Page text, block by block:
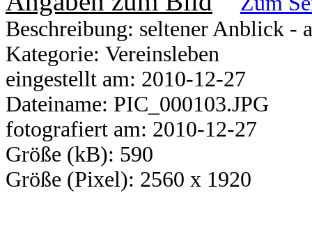
Beschreibung: seltener Anblick -
Kategorie: Vereinsleben
eingestellt am: 2010-12-27
Dateiname: PIC_000103.JPG
fotografiert am: 2010-12-27
Größe (kB): 590
Größe (Pixel): 2560 x 1920